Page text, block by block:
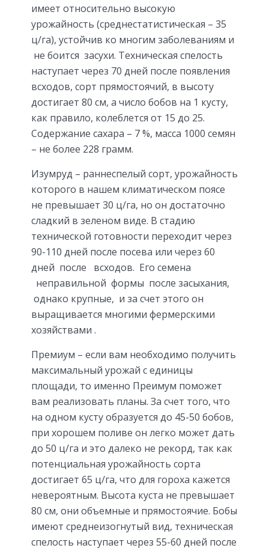
имеет относительно высокую
урожайность (среднестатистическая – 35
ц/га), устойчив ко многим заболеваниям и
не боится засухи. Техническая спелость
наступает через 70 дней после появления
всходов, сорт прямостоячий, в высоту
достигает 80 см, а число бобов на 1 кусту,
как правило, колеблется от 15 до 25.
Содержание сахара – 7 %, масса 1000 семян
– не более 228 грамм.
Изумруд – раннеспелый сорт, урожайность
которого в нашем климатическом поясе
не превышает 30 ц/га, но он достаточно
сладкий в зеленом виде. В стадию
технической готовности переходит через
90-110 дней после посева или через 60
дней после всходов. Его семена
неправильной формы после засыхания,
однако крупные, и за счет этого он
выращивается многими фермерскими
хозяйствами .
Премиум – если вам необходимо получить
максимальный урожай с единицы
площади, то именно Преимум поможет
вам реализовать планы. За счет того, что
на одном кусту образуется до 45-50 бобов,
при хорошем поливе он легко может дать
до 50 ц/га и это далеко не рекорд, так как
потенциальная урожайность сорта
достигает 65 ц/га, что для гороха кажется
невероятным. Высота куста не превышает
80 см, они объемные и прямостоячие. Бобы
имеют среднеизогнутый вид, техническая
спелость наступает через 55-60 дней после